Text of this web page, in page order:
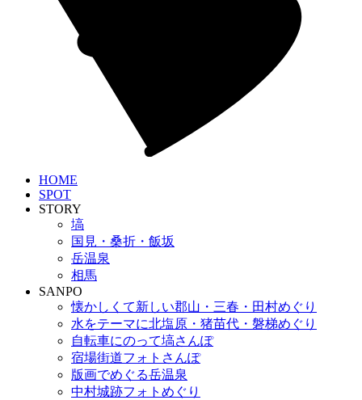
HOME
SPOT
STORY
塙
国見・桑折・飯坂
岳温泉
相馬
SANPO
懐かしくて新しい郡山・三春・田村めぐり
水をテーマに北塩原・猪苗代・磐梯めぐり
自転車にのって塙さんぽ
宿場街道フォトさんぽ
版画でめぐる岳温泉
中村城跡フォトめぐり